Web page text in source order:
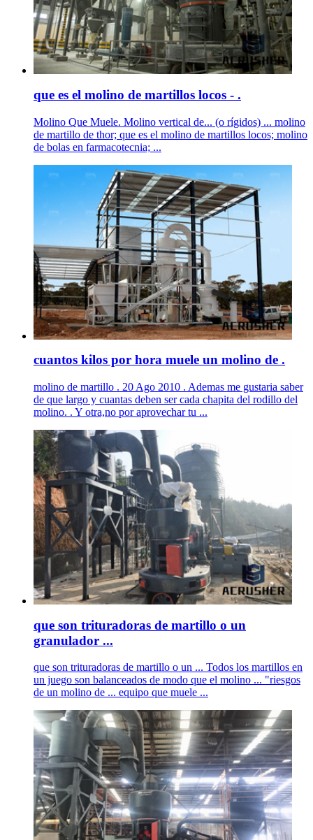
que es el molino de martillos locos - .
Molino Que Muele. Molino vertical de... (o rígidos) ... molino
de martillo de thor; que es el molino de martillos locos; molino
de bolas en farmacotecnia; ...
cuantos kilos por hora muele un molino de .
molino de martillo . 20 Ago 2010 . Ademas me gustaria saber
de que largo y cuantas deben ser cada chapita del rodillo del
molino. . Y otra,no por aprovechar tu ...
que son trituradoras de martillo o un
granulador ...
que son trituradoras de martillo o un ... Todos los martillos en
un juego son balanceados de modo que el molino ... "riesgos
de un molino de ... equipo que muele ...